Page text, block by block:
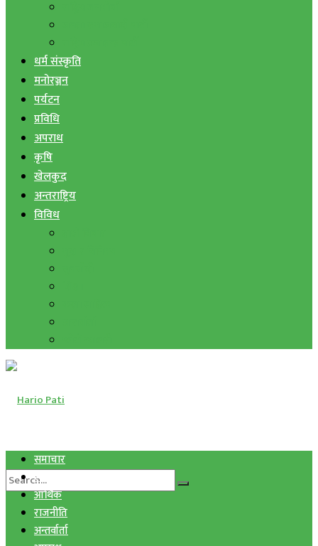
धर्म संस्कृति
मनोरञ्जन
पर्यटन
प्रविधि
अपराध
कृषि
खेलकुद
अन्तराष्ट्रिय
विविध
समाचार
स्वास्थ्य
आर्थिक
राजनीति
अन्तर्वार्ता